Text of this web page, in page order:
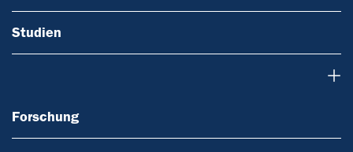
Studien
Forschung